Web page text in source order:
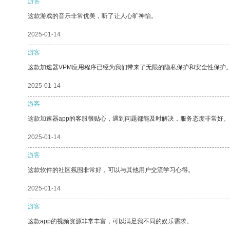
这款游戏的音乐非常优美，听了让人心旷神怡。
2025-01-14
游客
这款加速器VPM应用程序已经为我们带来了无限的隐私保护和安全性保护
2025-01-14
游客
这款加速器app的客服很贴心，遇到问题都能及时解决，服务态度非常好。
2025-01-14
游客
这款软件的社区氛围非常好，可以与其他用户交流学习心得。
2025-01-14
游客
这款app的视频资源非常丰富，可以满足我不同的娱乐需求。